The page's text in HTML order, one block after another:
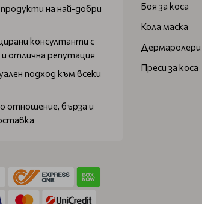
на най-добри
консултанти с
отлична репутация
подход към всеки
отношение, бърза и
Боя за коса
Кола маска
Дермаролери
Преси за коса